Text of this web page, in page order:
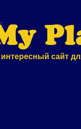
интересный сайт